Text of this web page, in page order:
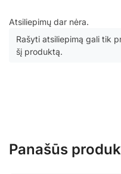
Atsiliepimų dar nėra.
Rašyti atsiliepimą gali tik
šį produktą.
Panašūs